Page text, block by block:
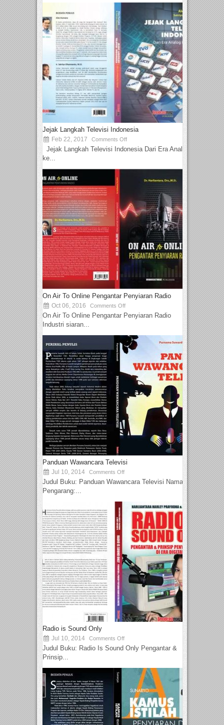
Jejak Langkah Televisi Indonesia
Feb 22, 2017 Comments Off
Jejak Langkah Televisi Indonesia Dari Era Analog
ke...
On Air To Online Pengantar Penyiaran Radio
Oct 06, 2016 Comments Off
On Air To Online Pengantar Penyiaran Radio
Industri siaran...
Panduan Wawancara Televisi
Jul 10, 2014 Comments Off
Judul Buku: Panduan Wawancara Televisi Nama
Pengarang:...
Radio is Sound Only
Jul 10, 2014 Comments Off
Judul Buku: Radio Is Sound Only Pengantar &
Prinsip...